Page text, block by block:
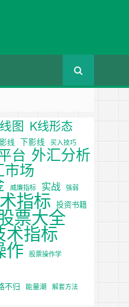
图 K线形态
线 下影线 买入技巧
台 外汇分析
市场
威廉指标 实战 强弱
指标 投资书籍
票大全
术指标
作 股票操作学
不归 能量潮
解套方法